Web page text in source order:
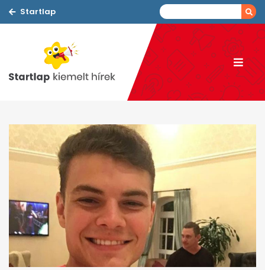
Startlap